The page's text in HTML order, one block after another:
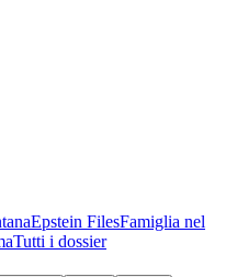
Epstein FilesFamiglia nel
Tutti i dossier